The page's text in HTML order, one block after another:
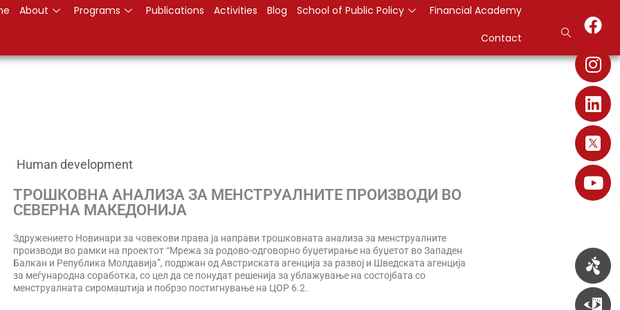
About Programs Publications Activities Blog School of Public Policy
Financial Academy
Contact
Human development
ТРОШКОВНА АНАЛИЗА ЗА МЕНСТРУАЛНИТЕ ПРОИЗВОДИ ВО
СЕВЕРНА МАКЕДОНИЈА
Здружението Новинари за човекови права ја направи трошковната анализа за менструалните
производи во рамки на проектот “Мрежа за родово-одговорно буџетирање на буџетот во Западен
Балкан и Република Молдавија”, подржан од Австриската агенција за развој и Шведската агенција
за меѓународна соработка, со цел да се понудат решенија за ублажување на состојбата со
менструалната сиромаштија и побрзо постигнување на ЦОР 6.2.